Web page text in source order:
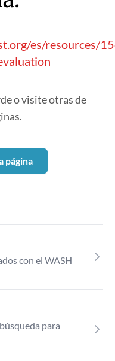
es/resources/
o visite otras de
página
con el WASH
para